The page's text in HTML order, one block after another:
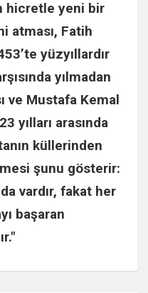
hicretle yeni bir
atması, Fatih
yüzyıllardır
yılmadan
ve Mustafa Kemal
yılları arasında
küllerinden
şunu gösterir:
vardır, fakat her
başaran